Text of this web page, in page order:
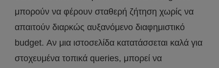
μπορούν να φέρουν σταθερή ζήτηση χωρίς να
απαιτούν διαρκώς αυξανόμενο διαφημιστικό
budget. Αν μια ιστοσελίδα κατατάσσεται καλά για
στοχευμένα τοπικά queries, μπορεί να